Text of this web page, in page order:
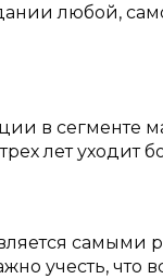
любой,
в сегменте
лет уходит
самыми
учесть, что